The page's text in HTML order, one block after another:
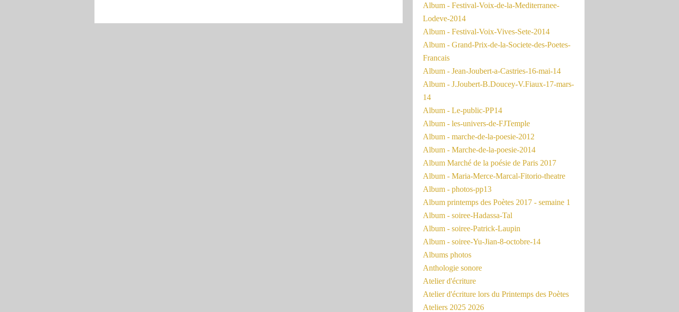
Album - Festival-Voix-de-la-Mediterranee-
Lodeve-2014
Album - Festival-Voix-Vives-Sete-2014
Album - Grand-Prix-de-la-Societe-des-Poetes-
Francais
Album - Jean-Joubert-a-Castries-16-mai-14
Album - J.Joubert-B.Doucey-V.Fiaux-17-mars-
14
Album - Le-public-PP14
Album - les-univers-de-FJTemple
Album - marche-de-la-poesie-2012
Album - Marche-de-la-poesie-2014
Album Marché de la poésie de Paris 2017
Album - Maria-Merce-Marcal-Fitorio-theatre
Album - photos-pp13
Album printemps des Poètes 2017 - semaine 1
Album - soiree-Hadassa-Tal
Album - soiree-Patrick-Laupin
Album - soiree-Yu-Jian-8-octobre-14
Albums photos
Anthologie sonore
Atelier d'écriture
Atelier d'écriture lors du Printemps des Poètes
Ateliers 2025 2026